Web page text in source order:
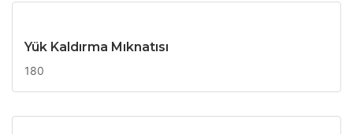
Yük Kaldırma Mıknatısı
180